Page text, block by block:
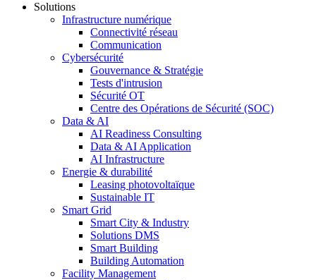
Solutions
Infrastructure numérique
Connectivité réseau
Communication
Cybersécurité
Gouvernance & Stratégie
Tests d'intrusion
Sécurité OT
Centre des Opérations de Sécurité (SOC)
Data & AI
AI Readiness Consulting
Data & AI Application
AI Infrastructure
Energie & durabilité
Leasing photovoltaïque
Sustainable IT
Smart Grid
Smart City & Industry
Solutions DMS
Smart Building
Building Automation
Facility Management